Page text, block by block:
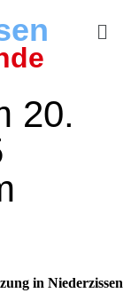
20.
in Niederzissen